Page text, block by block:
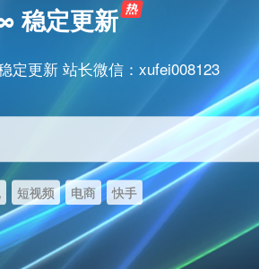
稳定更新
定更新 站长微信：xufei008123
短视频 电商 快手